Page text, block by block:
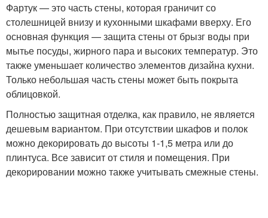
Фартук — это часть стены, которая граничит со
столешницей внизу и кухонными шкафами вверху. Его
основная функция — защита стены от брызг воды при
мытье посуды, жирного пара и высоких температур. Это
также уменьшает количество элементов дизайна кухни.
Только небольшая часть стены может быть покрыта
облицовкой.
Полностью защитная отделка, как правило, не является
дешевым вариантом. При отсутствии шкафов и полок
можно декорировать до высоты 1-1,5 метра или до
плинтуса. Все зависит от стиля и помещения. При
декорировании можно также учитывать смежные стены.